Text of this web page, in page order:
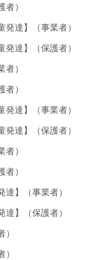
）
達】（事業者）
達】（保護者）
）
）
達】（事業者）
達】（保護者）
）
）
】（事業者）
】（保護者）